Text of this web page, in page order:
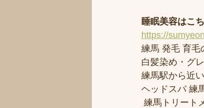
睡眠美容はこ
https://
練馬 発毛 育毛
白髪染め・グ
練馬駅から近
ヘッドスパ 練
練馬トリート